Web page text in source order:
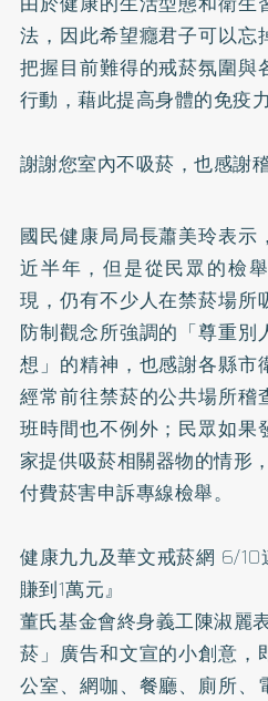
法，因此希望癮君子可以忘
把握目前難得的戒菸氛圍
行動，藉此提高身體的免疫
謝謝您室內不吸菸，也感謝
國民健康局局長蕭美玲表
近半年，但是從民眾的檢
現，仍有不少人在禁菸場所
防制觀念所強調的「尊重
想」的精神，也感謝各縣市
經常前往禁菸的公共場所
班時間也不例外；民眾如
家提供吸菸相關器物的情形
付費菸害申訴專線檢舉。
健康九九及華文戒菸網 6/
賺到1萬元』
董氏基金會終身義工陳淑麗
菸」廣告和文宣的小創意
公室、網咖、餐廳、廁所